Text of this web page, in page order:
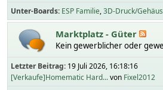
Unter-Boards ESP Familie 3D-Druck/
Marktplatz - Güter
Kein gewerblicher oder
Letzter Beitrag: 19 Juli 2026, 16:18:16
[Verkaufe]Homematic Hard...von Fixel2012